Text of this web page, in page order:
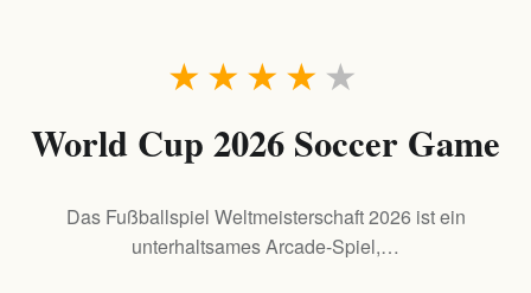
★
★
★
★
★
World Cup 2026 Soccer Game
Das Fußballspiel Weltmeisterschaft 2026 ist ein
unterhaltsames Arcade-Spiel,…